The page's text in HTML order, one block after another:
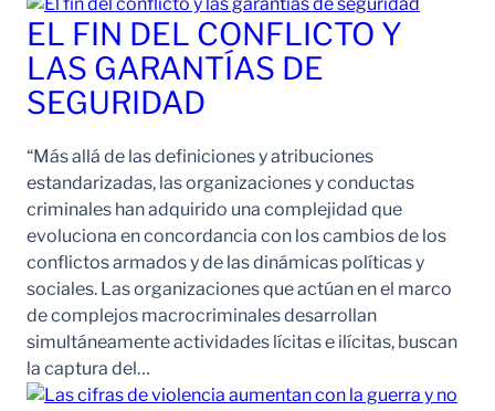
EL FIN DEL CONFLICTO Y
LAS GARANTÍAS DE
SEGURIDAD
“Más allá de las definiciones y atribuciones
estandarizadas, las organizaciones y conductas
criminales han adquirido una complejidad que
evoluciona en concordancia con los cambios de los
conflictos armados y de las dinámicas políticas y
sociales. Las organizaciones que actúan en el marco
de complejos macrocriminales desarrollan
simultáneamente actividades lícitas e ilícitas, buscan
la captura del…